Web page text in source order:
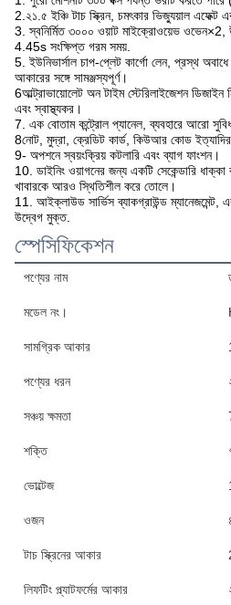
2.২১.৫ ইঞ্চি টাচ স্ক্রিন, চমৎকার ভিজ্যুয়াল এফেক্ট
3. স্বনির্মিত ৩০০০ ওয়াট মাইক্রোওয়েভ ওভেন×2
4.45s সংক্ষিপ্ত গরম সময়.
5. ইউনিভার্সাল চাপ-প্লেট কার্গো লেন, প্রস্থ
আকারের সঙ্গে সামঞ্জস্যপূর্ণ।
6আল্ট্রাভায়োলেট অন টাইম স্টেরিলাইজেশন ডিজাইন
এবং স্বাস্থ্যকর।
7. এক বোতাম কন্ট্রোল প্যানেল, ব্যবহারে আরো
8নোট, মুদ্রা, ক্রেডিট কার্ড, কিউআর কোড
9- অপশনে স্বয়ংক্রিয় কটলারি এবং ব্যাগ ফাংশন।
10. ডাইনিং ওয়াগনের জন্য একটি সেকেন্ডারি ধাক্কা
খাবারকে আরও স্থিতিশীল করে তোলে।
11. আইক্লাউড সার্ভিস ব্যাকগ্রাউন্ড
উদ্বেগ মুক্ত.
স্পেসিফিকেশন
পণ্যের নাম
মডেল নং।
সামগ্রিক আকার
পণ্যের ধরন
সঞ্চয় ক্ষমতা
শক্তি
ভোল্টেজ
ওজন
টাচ স্ক্রিনের আকার
লিফটিং প্ল্যাটফর্মের আকার